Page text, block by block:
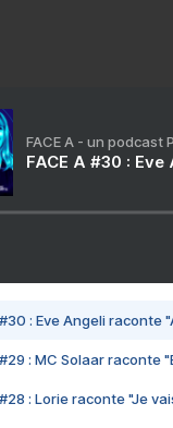
FACE A - un podcast
FACE A #30 :
#30 : Eve Angeli raconte
#29 : MC Solaar raconte
#28 : Lorie raconte "Je